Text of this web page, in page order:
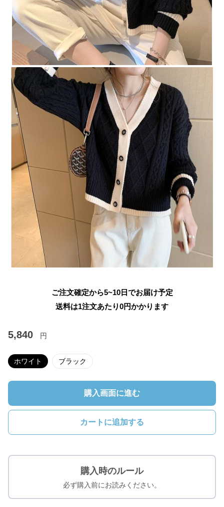
ご注文確定から5~10日でお届け予定
送料は1注文あたり0円かかります
5,840 円
ホワイト ブラック
購入画面に進む
カートに追加する
購入時のルール
必ず購入前にお読みください。